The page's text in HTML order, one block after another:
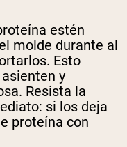
estén
molde durante al
Esto
y
Resista la
si los deja
proteína con